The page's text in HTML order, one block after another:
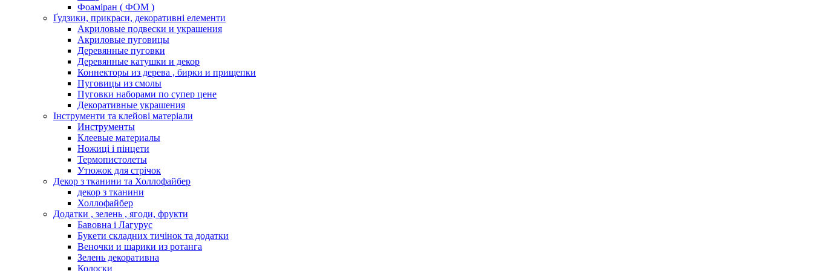
Фоаміран ( ФОМ )
Ґудзики, прикраси, декоративні елементи
Акриловые подвески и украшения
Акриловые пуговицы
Деревянные пуговки
Деревянные катушки и декор
Коннекторы из дерева , бирки и прищепки
Пуговицы из смолы
Пуговки наборами по супер цене
Декоративные украшения
Інструменти та клейові матеріали
Инструменты
Клеевые материалы
Ножиці і пінцети
Термопистолеты
Утюжок для стрічок
Декор з тканини та Холлофайбер
декор з тканини
Холлофайбер
Додатки , зелень , ягоди, фрукти
Бавовна і Лагурус
Букети складних тичінок та додатки
Веночки и шарики из ротанга
Зелень декоративна
Колоски